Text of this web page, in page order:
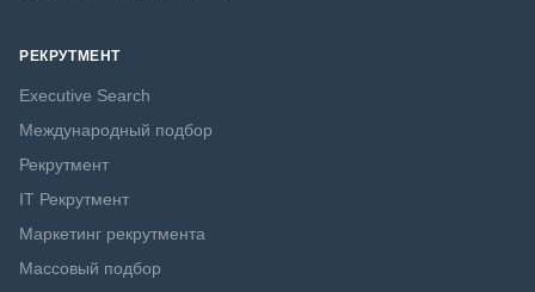
РЕКРУТМЕНТ
Executive Search
Международный подбор
Рекрутмент
IT Рекрутмент
Маркетинг рекрутмента
Массовый подбор